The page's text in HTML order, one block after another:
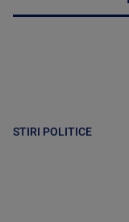
STIRI POLITICE